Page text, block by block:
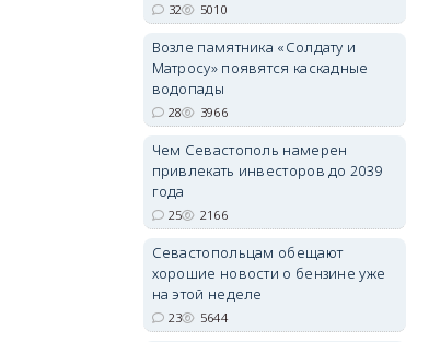
32 5010
Возле памятника «Солдату и
Матросу» появятся каскадные
водопады
28 3966
Чем Севастополь намерен
привлекать инвесторов до 2039
года
25 2166
Севастопольцам обещают
хорошие новости о бензине уже
на этой неделе
23 5644